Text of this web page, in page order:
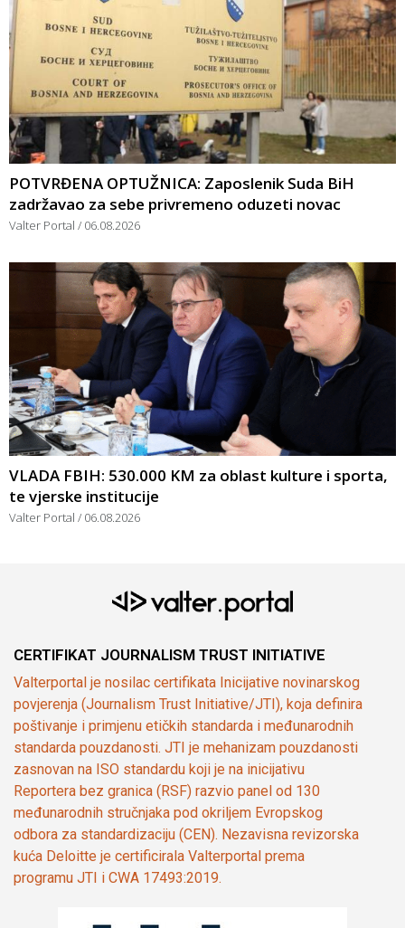
POTVRĐENA OPTUŽNICA: Zaposlenik Suda BiH
zadržavao za sebe privremeno oduzeti novac
Valter Portal 06.08.2026
VLADA FBIH: 530.000 KM za oblast kulture i sporta,
te vjerske institucije
Valter Portal 06.08.2026
CERTIFIKAT JOURNALISM TRUST INITIATIVE
Valterportal je nosilac certifikata Inicijative novinarskog
povjerenja (Journalism Trust Initiative/JTI), koja definira
poštivanje i primjenu etičkih standarda i međunarodnih
standarda pouzdanosti. JTI je mehanizam pouzdanosti
zasnovan na ISO standardu koji je na inicijativu
Reportera bez granica (RSF) razvio panel od 130
međunarodnih stručnjaka pod okriljem Evropskog
odbora za standardizaciju (CEN). Nezavisna revizorska
kuća Deloitte je certificirala Valterportal prema
programu JTI i CWA 17493:2019.